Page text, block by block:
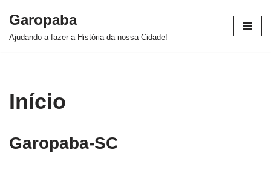
Pular
Garopaba
Ajudando a fazer a História da nossa Cidade!
Início
Garopaba-SC